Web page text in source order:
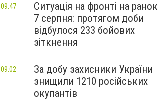
Ситуація на фронті на ранок
7 серпня: протягом доби
відбулося 233 бойових
зіткнення
09:47
За добу захисники України
знищили 1210 російських
окупантів
09:02